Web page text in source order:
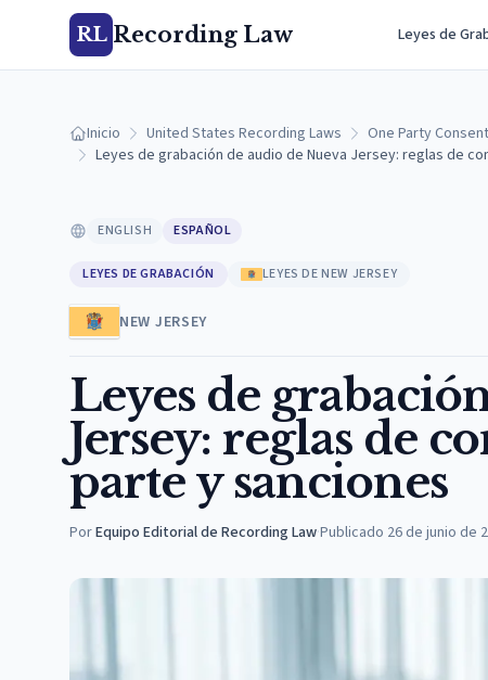
RL Recording Law Leyes de
Inicio United States Recording Laws One Party
Leyes de grabación de audio de Nueva Jersey: reglas de
ENGLISH ESPAÑOL
LEYES DE GRABACIÓN LEYES DE NEW JERSEY
NEW JERSEY
Leyes de
Jersey: reglas de
parte y sanciones
PorEquipo Editorial de Recording Law·Publicado 26 de junio de